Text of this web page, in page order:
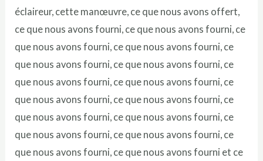
éclaireur, cette manœuvre, ce que nous avons offert,
ce que nous avons fourni, ce que nous avons fourni, ce
que nous avons fourni, ce que nous avons fourni, ce
que nous avons fourni, ce que nous avons fourni, ce
que nous avons fourni, ce que nous avons fourni, ce
que nous avons fourni, ce que nous avons fourni, ce
que nous avons fourni, ce que nous avons fourni, ce
que nous avons fourni, ce que nous avons fourni, ce
que nous avons fourni, ce que nous avons fourni et ce